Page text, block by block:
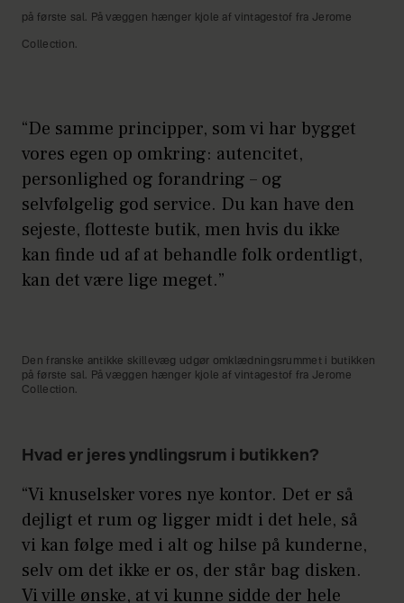
på første sal. På væggen hænger kjole af vintagestof fra Jerome
Collection.
“De samme principper, som vi har bygget
vores egen op omkring: autencitet,
personlighed og forandring – og
selvfølgelig god service. Du kan have den
sejeste, flotteste butik, men hvis du ikke
kan finde ud af at behandle folk ordentligt,
kan det være lige meget.”
Den franske antikke skillevæg udgør omklædningsrummet i butikken
på første sal. På væggen hænger kjole af vintagestof fra Jerome
Collection.
Hvad er jeres yndlingsrum i butikken?
“Vi knuselsker vores nye kontor. Det er så
dejligt et rum og ligger midt i det hele, så
vi kan følge med i alt og hilse på kunderne,
selv om det ikke er os, der står bag disken.
Vi ville ønske, at vi kunne sidde der hele